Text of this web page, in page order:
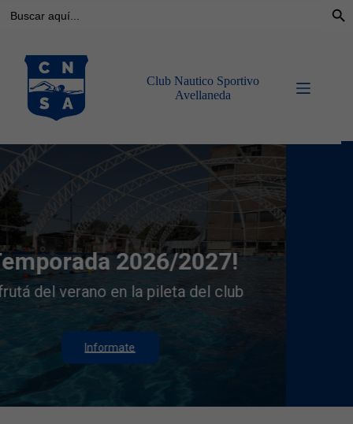
contenido
Club Nautico Sportivo
Avellaneda
Visitá la Tienda